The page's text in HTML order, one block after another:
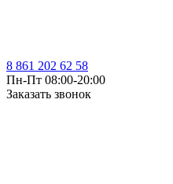
8 861 202 62 58
Пн-Пт 08:00-20:00
Заказать звонок